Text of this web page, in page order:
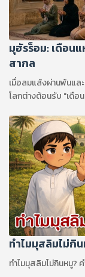
มุฮัรร็อม: เดือน
สากล
เมื่อลมแล้งผ่านพ้นแล
โลกต่างต้อนรับ "เดือ
แต่ยังเป็นหนึ่งในสี่ "เ
กำหนดห้ามมิให้มีการ
ตนเอง
ทำไมมุสลิมไม่กิ
ทำไมมุสลิมไม่กินหมู?